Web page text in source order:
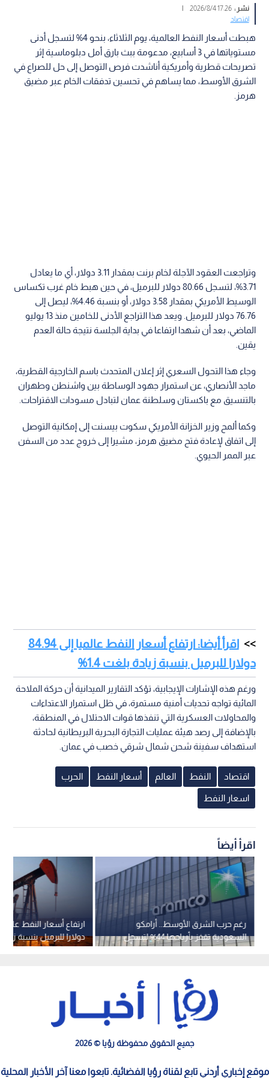
نشر :17:26 2026/8/4
اقتصاد
هبطت أسعار النفط العالمية، يوم الثلاثاء، بنحو 4% لتسجل أدنى
مستوياتها في 3 أسابيع، مدعومة ببث بارق أمل دبلوماسية إثر
تصريحات قطرية وأمريكية أناشدت فرص التوصل إلى حل للصراع في
الشرق الأوسط، مما يساهم في تحسين تدفقات الخام عبر مضيق
هرمز.
وتراجعت العقود الآجلة لخام برنت بمقدار 3.11 دولار، أي ما يعادل
3.71%، لتسجل 80.66 دولار للبرميل، في حين هبط خام غرب تكساس
الوسيط الأمريكي بمقدار 3.58 دولار، أو بنسبة 4.46%، ليصل إلى
76.76 دولار للبرميل. ويعد هذا التراجع الأدنى للخامين منذ 13 يوليو
الماضي، بعد أن شهدا ارتفاعا في بداية الجلسة نتيجة حالة العدم
يقين.
وجاء هذا التحول السعري إثر إعلان المتحدث باسم الخارجية القطرية،
ماجد الأنصاري، عن استمرار جهود الوساطة بين واشنطن وطهران
بالتنسيق مع باكستان وسلطنة عمان لتبادل مسودات الاقتراحات.
وكما ألمح وزير الخزانة الأمريكي سكوت بيسنت إلى إمكانية التوصل
إلى اتفاق لإعادة فتح مضيق هرمز، مشيرا إلى خروج عدد من السفن
عبر الممر الحيوي.
اقرأ أيضا: ارتفاع أسعار النفط عالميا إلى 84.94
دولارا للبرميل بنسبة زيادة بلغت 1.4%
ورغم هذه الإشارات الإيجابية، تؤكد التقارير الميدانية أن حركة الملاحة
المائية تواجه تحديات أمنية مستمرة، في ظل استمرار الاعتداءات
والمحاولات العسكرية التي تنفذها قوات الاحتلال في المنطقة،
بالإضافة إلى رصد هيئة عمليات التجارة البحرية البريطانية لحادثة
استهداف سفينة شحن شمال شرقي خصب في عمان.
اقتصاد النفط العالم أسعار النفط الحرب
اسعار النفط
اقرأ أيضاً
دولارا للبرميل بنسبة زيادة
رغم حرب الشرق الأوسط.. أرامكو
السعودية تقفز بأرباحها 44% لتسجل
32.7 مليار دولار
جميع الحقوق محفوظة رؤيا © 2026
موقع إخباري أردني تابع لقناة رؤيا الفضائية. تابعوا معنا آخر الأخبار المحلية